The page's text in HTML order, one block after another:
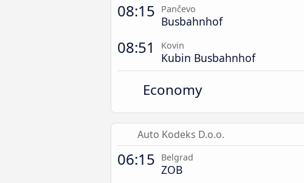
08:15 Pančevo
Busbahnhof
08:51 Kovin
Kubin Busbahnhof
Economy
Auto Kodeks D.o.o.
06:15 Belgrad
ZOB